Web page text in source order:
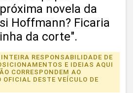
novela da
Hoffmann? Ficaria
da corte".
RESPONSABILIDADE DE
E IDEIAS AQUI
CORRESPONDEM AO
DESTE VEÍCULO DE